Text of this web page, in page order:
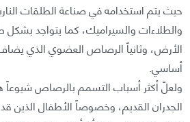
حيث يتم استخدامه في صناعة الطلقات
والطلاءات والسيراميك، كما يتواجد
الأرض، وثانياً الرصاص العضوي الذي
أساسي.
ولعلّ أكثر أسباب التسمم بالرصاص شيوعاً
الجدران القديم، وخصوصاً الأطفال الذين